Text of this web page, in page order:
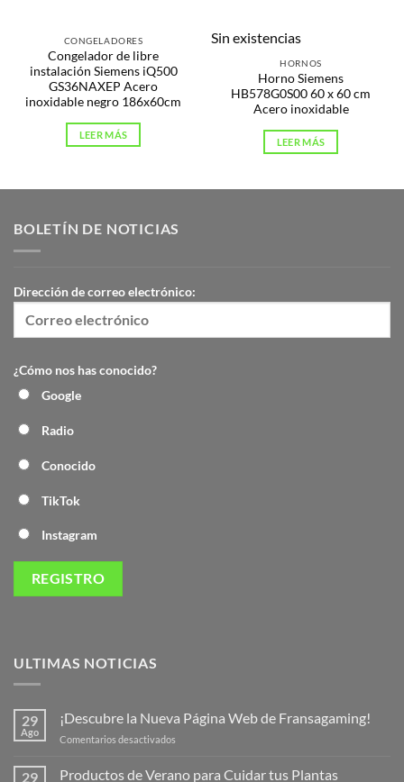
CONGELADORES
Congelador de libre
instalación Siemens iQ500
GS36NAXEP Acero
inoxidable negro 186x60cm
LEER MÁS
Sin existencias
HORNOS
Horno Siemens
HB578G0S00 60 x 60 cm
Acero inoxidable
LEER MÁS
BOLETÍN DE NOTICIAS
Dirección de correo electrónico:
¿Cómo nos has conocido?
Google
Radio
Conocido
TikTok
Instagram
ULTIMAS NOTICIAS
29
Ago
¡Descubre la Nueva Página Web de Fransagaming!
Comentarios desactivados
29 Productos de Verano para Cuidar tus Plantas